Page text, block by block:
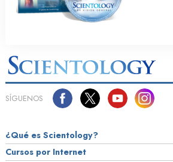
SÍGUENOS
¿Qué es Scientology?
Cursos por Internet